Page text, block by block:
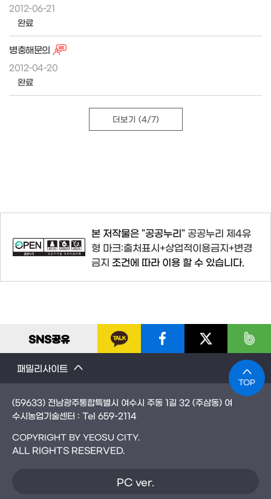
2012-06-21
완료
병충해문의
2012-04-20
완료
더보기 (4/7)
본 저작물은 "공공누리" 공공누리 제4유
형 마크:출처표시+상업적이용금지+변경
금지 조건에 따라 이용 할 수 있습니다.
SNS공유
패밀리사이트
TOP
(59633) 전남광주통합특별시 여수시 주동 1길 32 (주삼동) 여
수시농업기술센터 : Tel 659-2114
COPYRIGHT BY YEOSU CITY.
ALL RIGHTS RESERVED.
PC ver.